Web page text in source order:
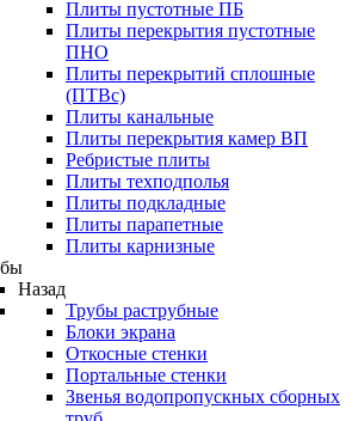
Плиты пустотные ПБ
Плиты перекрытия пустотные
ПНО
Плиты перекрытий сплошные
(ПТВс)
Плиты канальные
Плиты перекрытия камер ВП
Ребристые плиты
Плиты техподполья
Плиты подкладные
Плиты парапетные
Плиты карнизные
Назад
Трубы раструбные
Блоки экрана
Откосные стенки
Портальные стенки
Звенья водопропускных сборных